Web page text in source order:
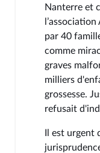
Nanterre et
par 40
comme
graves
milliers
grossesse.
refusait
Il est